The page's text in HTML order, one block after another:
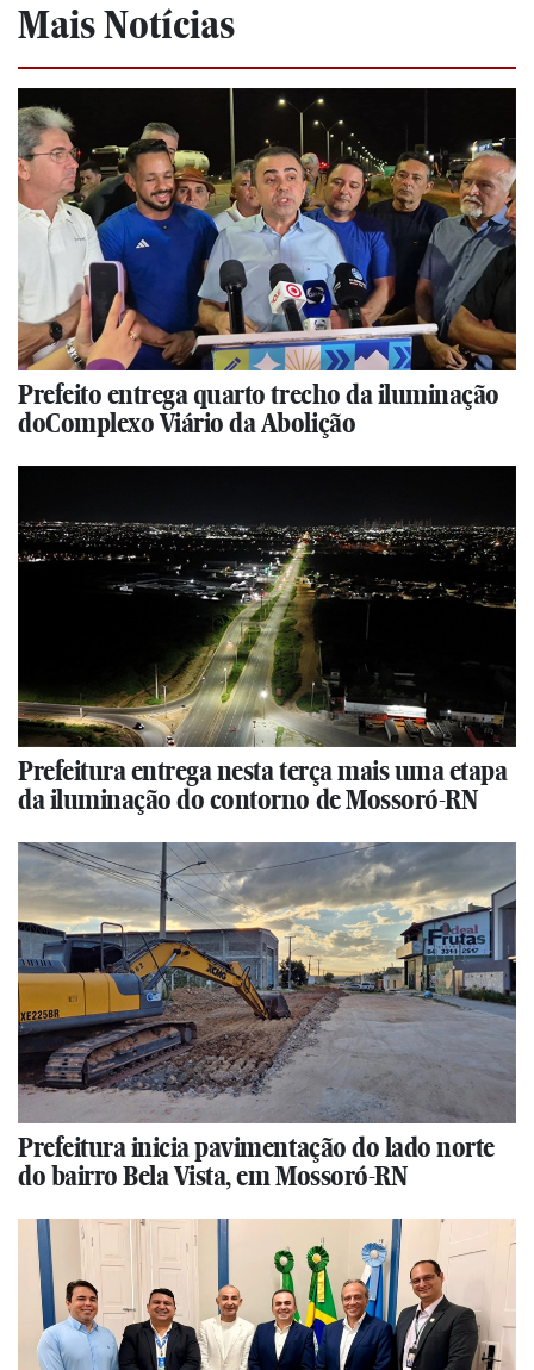
Mais Notícias
Prefeito entrega quarto trecho da iluminação
doComplexo Viário da Abolição
Prefeitura entrega nesta terça mais uma etapa
da iluminação do contorno de Mossoró-RN
Prefeitura inicia pavimentação do lado norte
do bairro Bela Vista, em Mossoró-RN